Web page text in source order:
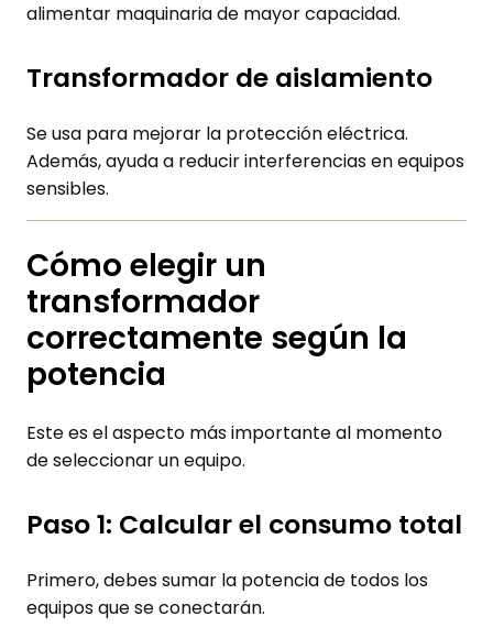
alimentar maquinaria de mayor capacidad.
Transformador de aislamiento
Se usa para mejorar la protección eléctrica.
Además, ayuda a reducir interferencias en equipos
sensibles.
Cómo elegir un
transformador
correctamente según la
potencia
Este es el aspecto más importante al momento
de seleccionar un equipo.
Paso 1: Calcular el consumo total
Primero, debes sumar la potencia de todos los
equipos que se conectarán.